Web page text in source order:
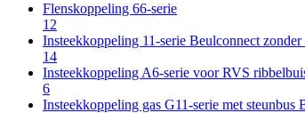
Flenskoppeling 66-serie
12
Insteekkoppeling 11-serie Beulconnect
14
Insteekkoppeling A6-serie voor RVS
6
Insteekkoppeling gas G11-serie met steunbus